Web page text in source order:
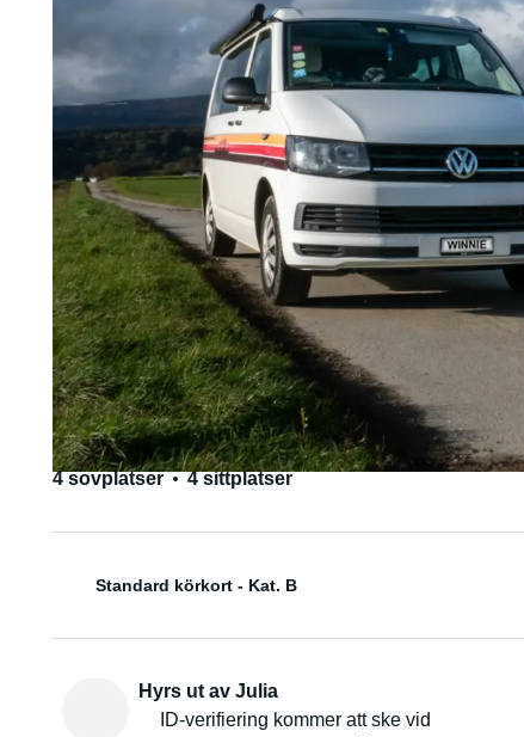
4 sovplatser
4 sittplatser
Standard körkort - Kat. B
Hyrs ut av Julia
ID-verifiering kommer att ske vid